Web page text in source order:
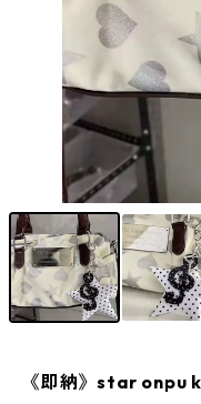
《即納》star onpu